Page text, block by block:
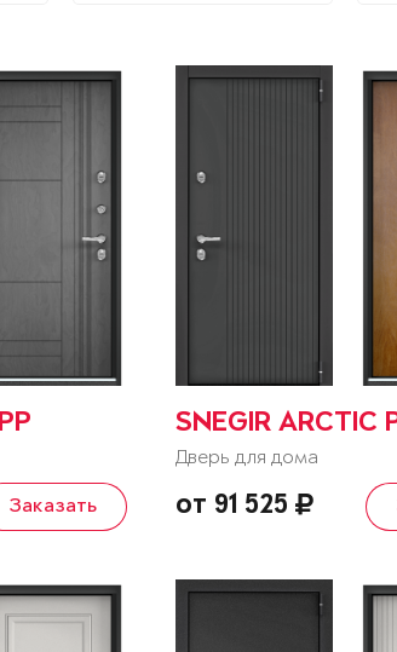
Заказать
SNEGIR ARCTIC
Дверь для дома
от 91 525